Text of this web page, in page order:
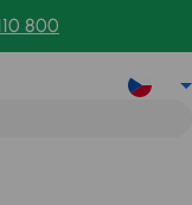
800